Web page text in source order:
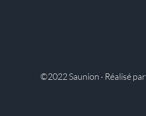
©2022 Saunion · Réalisé par